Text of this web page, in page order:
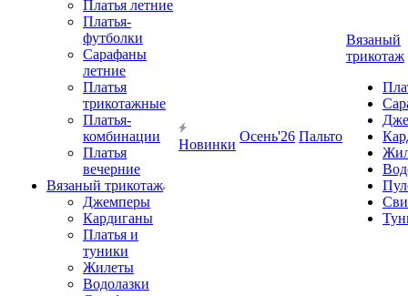
Платья летние
Платья-
футболки
Сарафаны
летние
Платья
трикотажные
Платья-
комбинации
Платья
вечерние
Вязаный трикотаж
Джемперы
Кардиганы
Платья и
туники
Жилеты
Водолазки
Новинки
Осень'26 Пальто
Вязаный
трикотаж